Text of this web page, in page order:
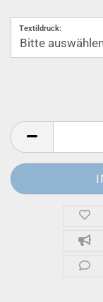
Textildruck: